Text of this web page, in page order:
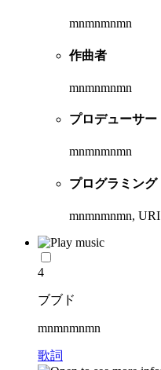
mnmnmnmn
作曲者
mnmnmnmn
プロデューサー
mnmnmnmn
プログラミング
mnmnmnmn, URI
4
ブブド
mnmnmnmn
歌詞